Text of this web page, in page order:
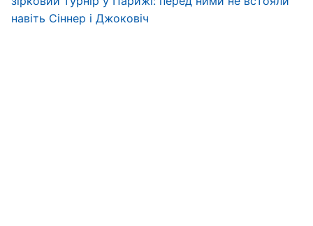
навіть Сіннер і Джоковіч